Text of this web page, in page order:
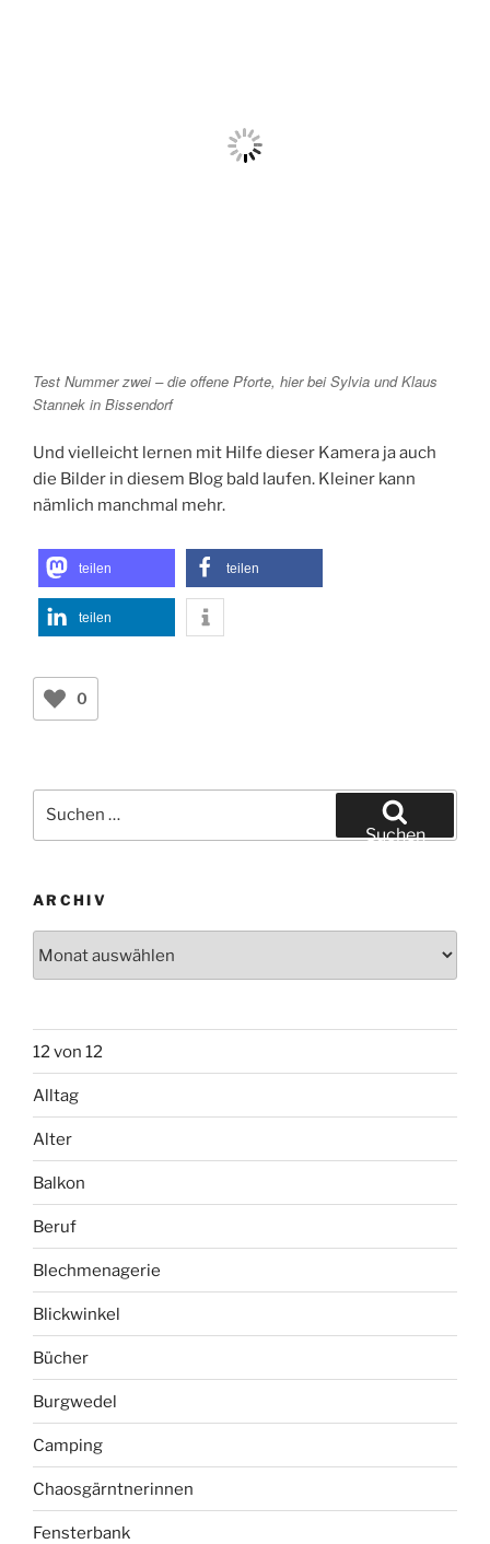
Test Nummer zwei – die offene Pforte, hier bei Sylvia und Klaus
Stannek in Bissendorf
Und vielleicht lernen mit Hilfe dieser Kamera ja auch
die Bilder in diesem Blog bald laufen. Kleiner kann
nämlich manchmal mehr.
teilen teilen
teilen
0
nach:
Suchen
ARCHIV
12 von 12
Alltag
Alter
Balkon
Beruf
Blechmenagerie
Blickwinkel
Bücher
Burgwedel
Camping
Chaosgärntnerinnen
Fensterbank